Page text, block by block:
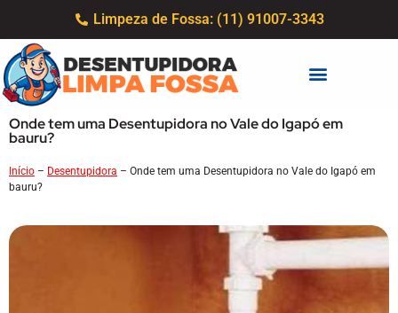
Limpeza de Fossa: (11) 91007-3343
Onde tem uma Desentupidora no Vale do Igapó em
bauru?
Início – Desentupidora – Onde tem uma Desentupidora no Vale do Igapó em
bauru?